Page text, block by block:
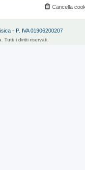
Cancella
- P. IVA 01906200207
Tutti i diritti riservati.